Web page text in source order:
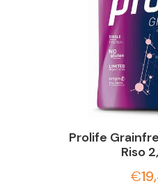
Prolife
Riso
€